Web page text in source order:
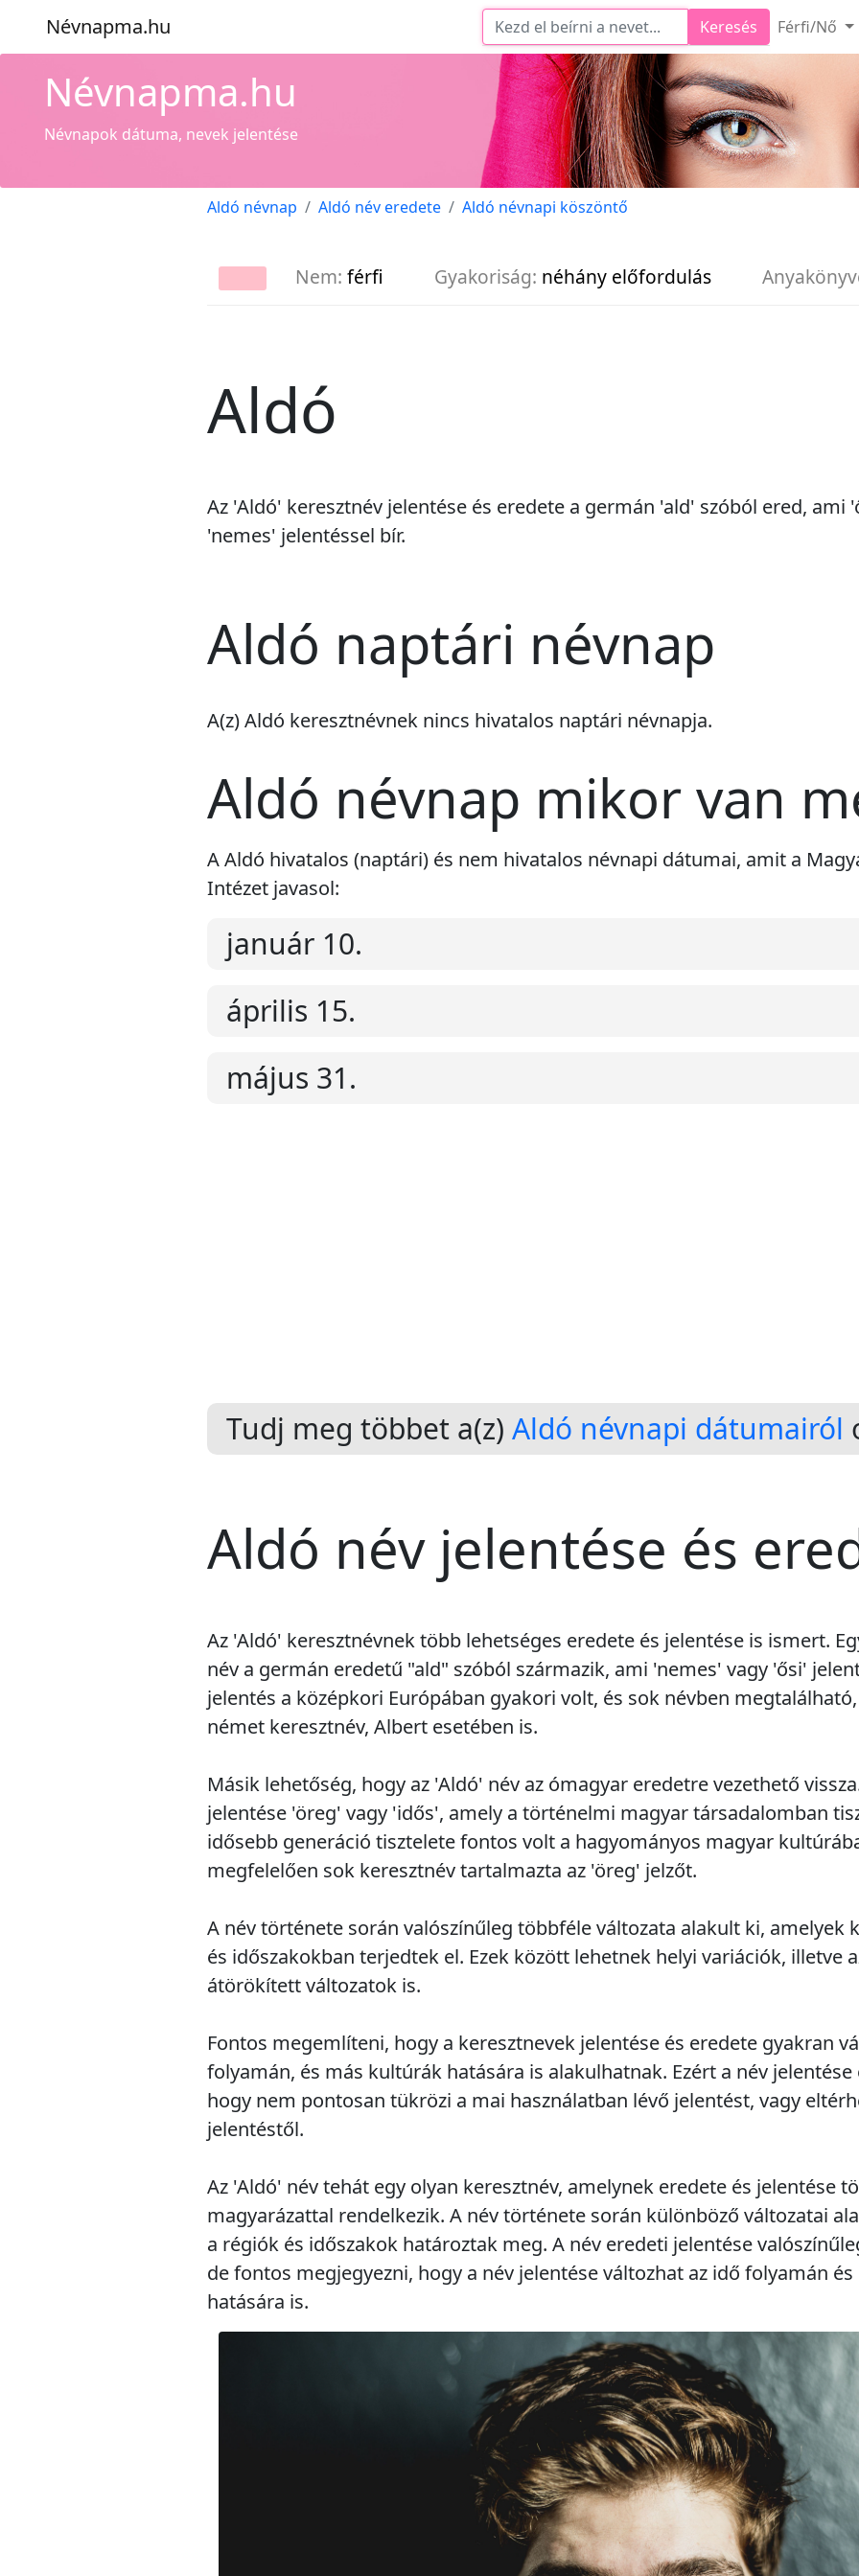
Névnapma.hu Keresés Férfi/Nő
Névnapma.hu
Névnapok dátuma, nevek jelentése
Aldó névnap Aldó név eredete Aldó névnapi köszöntő
Nem: férfi Gyakoriság: néhány előfordulás
Aldó
Az 'Aldó' keresztnév jelentése és eredete a germán 'ald' szóból ered, ami
'nemes' jelentéssel bír.
Aldó naptári névnap
A(z) Aldó keresztnévnek nincs hivatalos naptári névnapja.
Aldó névnap mikor van
A Aldó hivatalos (naptári) és nem hivatalos névnapi dátumai, amit a
Intézet javasol:
január 10.
április 15.
május 31.
Tudj meg többet a(z) Aldó névnapi dátumairól
Aldó név jelentése és
Az 'Aldó' keresztnévnek több lehetséges eredete és jelentése is ismert.
név a germán eredetű "ald" szóból származik, ami 'nemes' vagy 'ősi'
jelentés a középkori Európában gyakori volt, és sok névben
német keresztnév, Albert esetében is.
Másik lehetőség, hogy az 'Aldó' név az ómagyar eredetre vezethető
jelentése 'öreg' vagy 'idős', amely a történelmi magyar társadalomban
idősebb generáció tisztelete fontos volt a hagyományos magyar
megfelelően sok keresztnév tartalmazta az 'öreg' jelzőt.
A név története során valószínűleg többféle változata alakult ki, amelyek
és időszakokban terjedtek el. Ezek között lehetnek helyi variációk, illetve
átörökített változatok is.
Fontos megemlíteni, hogy a keresztnevek jelentése és eredete gyakran
folyamán, és más kultúrák hatására is alakulhatnak. Ezért a név jelentése
hogy nem pontosan tükrözi a mai használatban lévő jelentést, vagy
jelentéstől.
Az 'Aldó' név tehát egy olyan keresztnév, amelynek eredete és jelentése
magyarázattal rendelkezik. A név története során különböző változatai
a régiók és időszakok határoztak meg. A név eredeti jelentése
de fontos megjegyezni, hogy a név jelentése változhat az idő folyamán
hatására is.